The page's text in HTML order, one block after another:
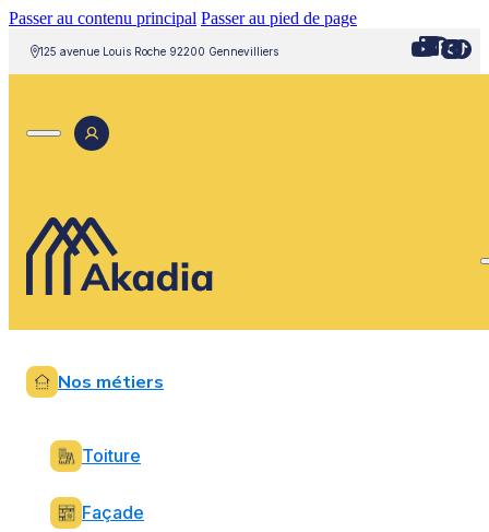
Passer au contenu principal Passer au pied de page
125 avenue Louis Roche 92200 Gennevilliers
Nos métiers
Toiture
Façade